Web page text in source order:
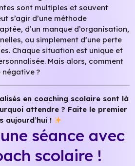
sont multiples et souvent
s’agir d’une méthode
d’un manque d’organisation,
ou simplement d’une perte
Chaque situation est unique et
Mais alors, comment
?
en coaching scolaire sont là
attendre ? Faite le premier
aujourd’hui !
séance avec
scolaire !